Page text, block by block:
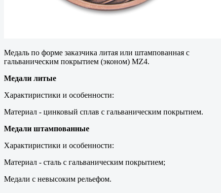
Медаль по форме заказчика литая или штампованная с
гальваническим покрытием (эконом) MZ4.
Медали литые
Характиристики и особенности:
Материал - цинковый сплав с гальваническим покрытием.
Медали штампованные
Характиристики и особенности:
Материал - сталь с гальваническим покрытием;
Медали с невысоким рельефом.